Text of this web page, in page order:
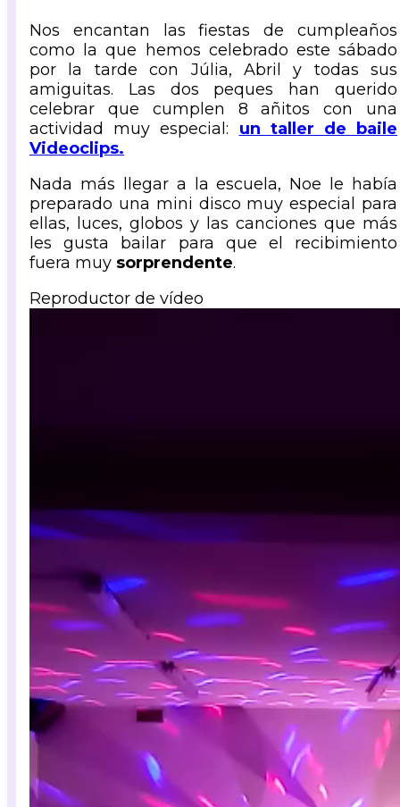
Nos encantan las fiestas de cumpleaños
como la que hemos celebrado este sábado
por la tarde con Júlia, Abril y todas sus
amiguitas. Las dos peques han querido
celebrar que cumplen 8 añitos con una
actividad muy especial: un taller de baile
Videoclips.
Nada más llegar a la escuela, Noe le había
preparado una mini disco muy especial para
ellas, luces, globos y las canciones que más
les gusta bailar para que el recibimiento
fuera muy sorprendente.
Reproductor de vídeo